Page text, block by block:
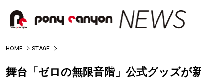
HOME STAGE
舞台「ゼロの無限音階」公式グッズが